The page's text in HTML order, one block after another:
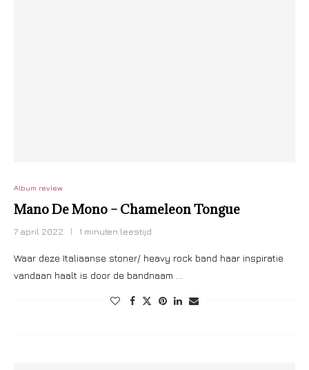
Album review
Mano De Mono – Chameleon Tongue
7 april 2022 1 minuten leestijd
Waar deze Italiaanse stoner/ heavy rock band haar inspiratie
vandaan haalt is door de bandnaam …